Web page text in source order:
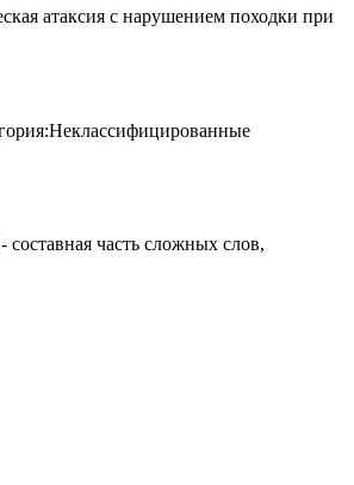
атаксия с нарушением походки при
часть сложных слов,